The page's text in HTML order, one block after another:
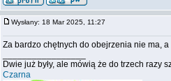
Wysłany: 18 Mar 2025, 11:27
Za bardzo chętnych do obejrzenia nie ma,
Dwie już były, ale mówią że do trzech razy
Czarna